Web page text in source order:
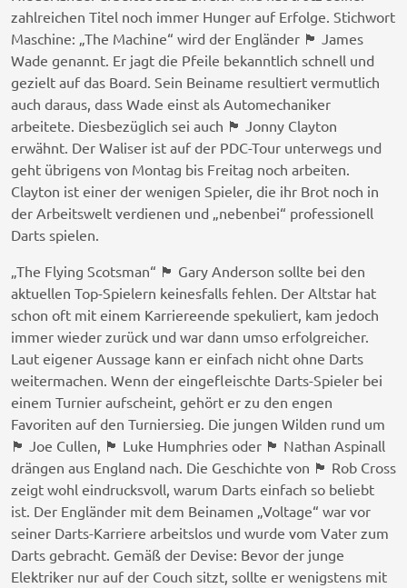
zahlreichen Titel noch immer Hunger auf Erfolge. Stichwort
Maschine: „The Machine“ wird der Engländer 🏴󠁧󠁢󠁥󠁮󠁧󠁿 James
Wade genannt. Er jagt die Pfeile bekanntlich schnell und
gezielt auf das Board. Sein Beiname resultiert vermutlich
auch daraus, dass Wade einst als Automechaniker
arbeitete. Diesbezüglich sei auch 🏴󠁧󠁢󠁷󠁬󠁳󠁿 Jonny Clayton
erwähnt. Der Waliser ist auf der PDC-Tour unterwegs und
geht übrigens von Montag bis Freitag noch arbeiten.
Clayton ist einer der wenigen Spieler, die ihr Brot noch in
der Arbeitswelt verdienen und „nebenbei“ professionell
Darts spielen.
„The Flying Scotsman“ 🏴󠁧󠁢󠁳󠁣󠁴󠁿 Gary Anderson sollte bei den
aktuellen Top-Spielern keinesfalls fehlen. Der Altstar hat
schon oft mit einem Karriereende spekuliert, kam jedoch
immer wieder zurück und war dann umso erfolgreicher.
Laut eigener Aussage kann er einfach nicht ohne Darts
weitermachen. Wenn der eingefleischte Darts-Spieler bei
einem Turnier aufscheint, gehört er zu den engen
Favoriten auf den Turniersieg. Die jungen Wilden rund um
🏴󠁧󠁢󠁥󠁮󠁧󠁿 Joe Cullen, 🏴󠁧󠁢󠁥󠁮󠁧󠁿 Luke Humphries oder 🏴󠁧󠁢󠁥󠁮󠁧󠁿 Nathan Aspinall
drängen aus England nach. Die Geschichte von 🏴󠁧󠁢󠁥󠁮󠁧󠁿 Rob Cross
zeigt wohl eindrucksvoll, warum Darts einfach so beliebt
ist. Der Engländer mit dem Beinamen „Voltage“ war vor
seiner Darts-Karriere arbeitslos und wurde vom Vater zum
Darts gebracht. Gemäß der Devise: Bevor der junge
Elektriker nur auf der Couch sitzt, sollte er wenigstens mit